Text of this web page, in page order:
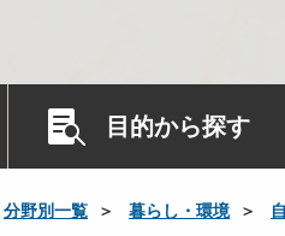
目的から探す
分野別一覧 暮らし・環境